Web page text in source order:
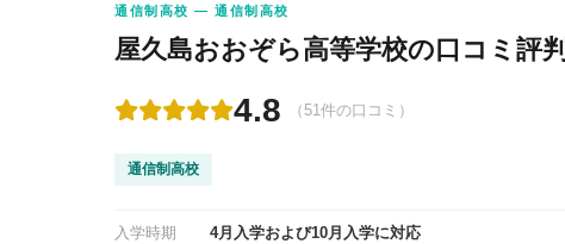
通信制高校 — 通信制高校
屋久島おおぞら高等学校の口コミ評判
4.8 （51件の口コミ）
通信制高校
入学時期 4月入学および10月入学に対応